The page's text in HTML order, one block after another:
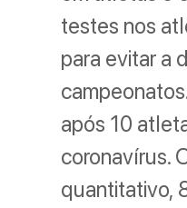
testes nos
para evitar a
após 10
coronavírus.
quantitativo,